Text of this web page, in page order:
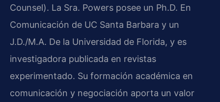
Counsel). La Sra. Powers posee un Ph.D. En
Comunicación de UC Santa Barbara y un
J.D./M.A. De la Universidad de Florida, y es
investigadora publicada en revistas
experimentado. Su formación académica en
comunicación y negociación aporta un valor